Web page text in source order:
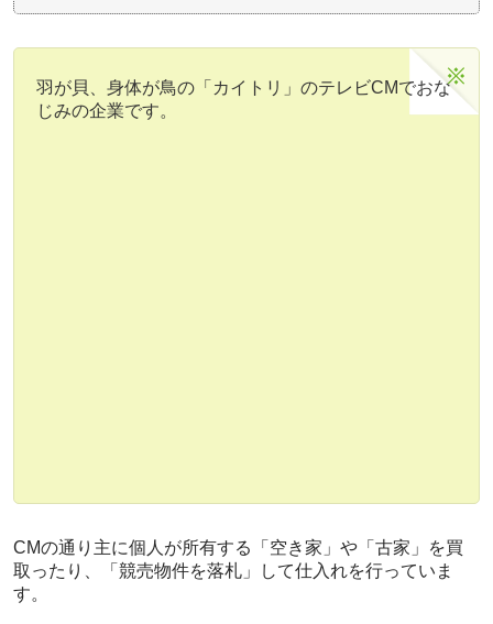
羽が貝、身体が鳥の「カイトリ」のテレビCMでおな
じみの企業です。
CMの通り主に個人が所有する
「空き家」や「古家」を買
取ったり、「競売物件を落札」
して仕入れを行っていま
す。